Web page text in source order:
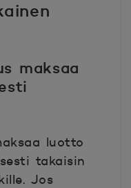
maksaa
luotto
takaisin
Jos